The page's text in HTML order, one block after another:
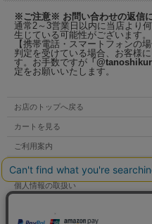
※ご注意※ お問い合わせの返信
通常2～3営業日以内に当店より
生じている可能性がございます。
【携帯電話・スマートフォンの
判定を受けている場合、お客様
す。お手数ですが 「
定をお願いいたします。
お店のトップへ戻る
カートを見る
ご利用案内
特定商取引法表示
個人情報の取扱い